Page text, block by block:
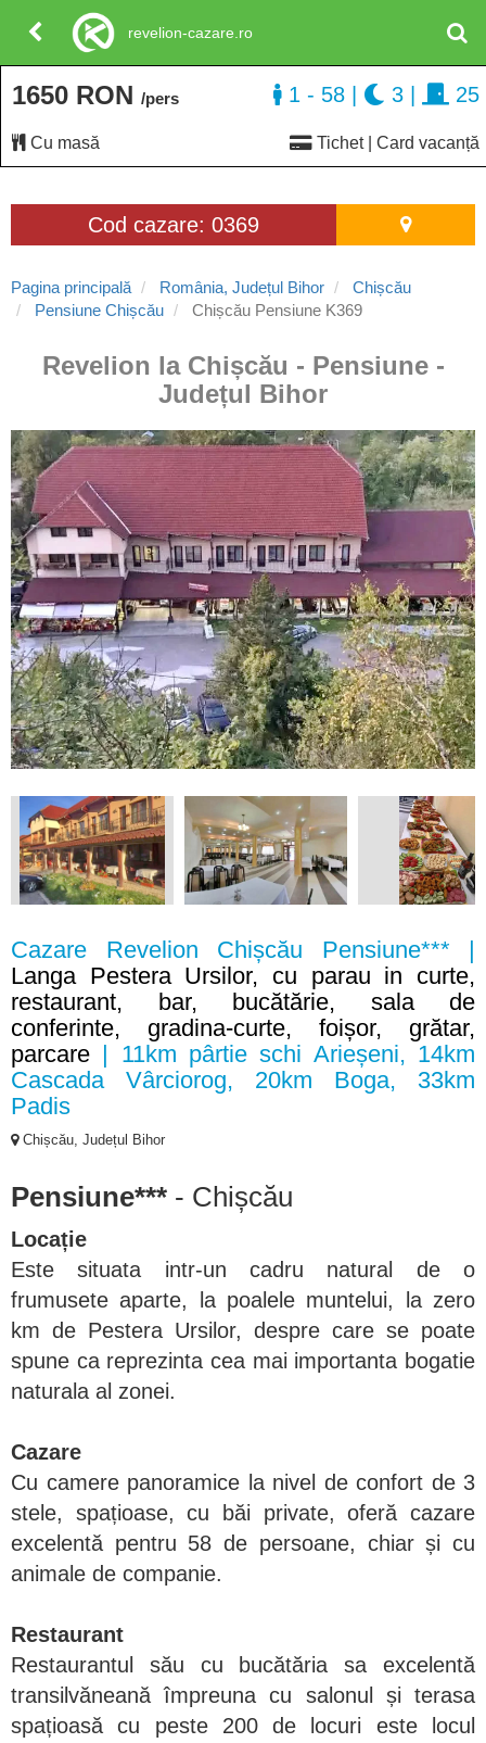
Cod cazare: 0369
Pagina principală România, Județul Bihor
Chișcău
Pensiune Chișcău
Chișcău Pensiune K369
Revelion la Chișcău - Pensiune -
Județul Bihor
Cazare Revelion Chișcău Pensiune*** |
Langa Pestera Ursilor, cu parau in curte,
restaurant, bar, bucătărie, sala de
conferinte, gradina-curte, foișor, grătar,
parcare | 11km pârtie schi Arieșeni, 14km
Cascada Vârciorog, 20km Boga, 33km
Padis
Chișcău, Județul Bihor
Pensiune*** - Chișcău
Locație
Este situata intr-un cadru natural de o
frumusete aparte, la poalele muntelui, la zero
km de Pestera Ursilor, despre care se poate
spune ca reprezinta cea mai importanta bogatie
naturala al zonei.
Cazare
Cu camere panoramice la nivel de confort de 3
stele, spațioase, cu băi private, oferă cazare
excelentă pentru 58 de persoane, chiar și cu
animale de companie.
Restaurant
Restaurantul său cu bucătăria sa excelentă
transilvăneană împreuna cu salonul și terasa
spațioasă cu peste 200 de locuri este locul
1650 RON /pers
Cu masă Tichet | Card vacanță
1 - 58 3 25
revelion-cazare.ro